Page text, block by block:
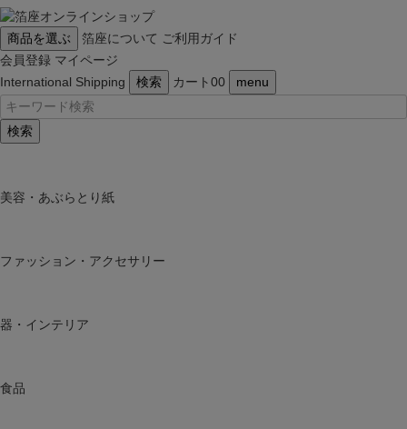
商品を選ぶ 箔座について ご利用ガイド
会員登録 マイページ
International Shipping
検索 カート00 menu
検索
美容・あぶらとり紙
ファッション・アクセサリー
器・インテリア
食品